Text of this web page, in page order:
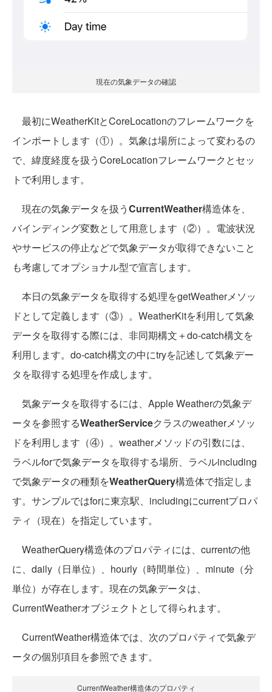
現在の気象データの確認
最初にWeatherKitとCoreLocationのフレームワークを
インポートします（①）。気象は場所によって変わるの
で、緯度経度を扱うCoreLocationフレームワークとセッ
トで利用します。
現在の気象データを扱うCurrentWeather構造体を、
バインディング変数として用意します（②）。電波状況
やサービスの停止などで気象データが取得できないこと
も考慮してオプショナル型で宣言します。
本日の気象データを取得する処理をgetWeatherメソッ
ドとして定義します（③）。WeatherKitを利用して気象
データを取得する際には、非同期構文＋do-catch構文を
利用します。do-catch構文の中にtryを記述して気象デー
タを取得する処理を作成します。
気象データを取得するには、Apple Weatherの気象デ
ータを参照するWeatherServiceクラスのweatherメソッ
ドを利用します（④）。weatherメソッドの引数には、
ラベルforで気象データを取得する場所、ラベルincluding
で気象データの種類をWeatherQuery構造体で指定しま
す。サンプルではforに東京駅、includingにcurrentプロパ
ティ（現在）を指定しています。
WeatherQuery構造体のプロパティには、currentの他
に、daily（日単位）、hourly（時間単位）、minute（分
単位）が存在します。現在の気象データは、
CurrentWeatherオブジェクトとして得られます。
CurrentWeather構造体では、次のプロパティで気象デ
ータの個別項目を参照できます。
CurrentWeather構造体のプロパティ